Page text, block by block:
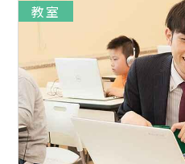
教室